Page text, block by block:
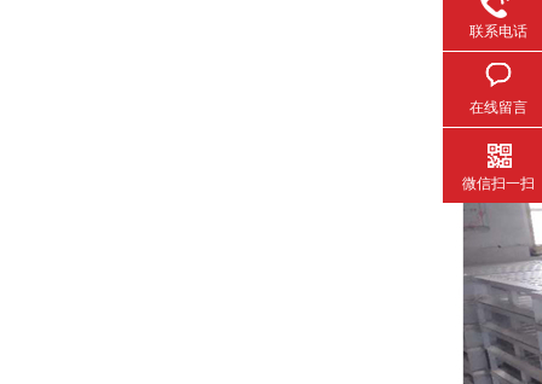
联系电话
在线留言
微信扫一扫